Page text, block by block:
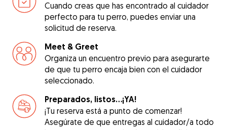
Cuando creas que has encontrado al cuidador
perfecto para tu perro, puedes enviar una
solicitud de reserva.
Meet & Greet
Organiza un encuentro previo para asegurarte
de que tu perro encaja bien con el cuidador
seleccionado.
Preparados, listos...¡YA!
¡Tu reserva está a punto de comenzar!
Asegúrate de que entregas al cuidador/a todo